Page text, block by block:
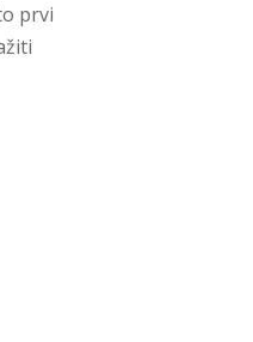
prvi